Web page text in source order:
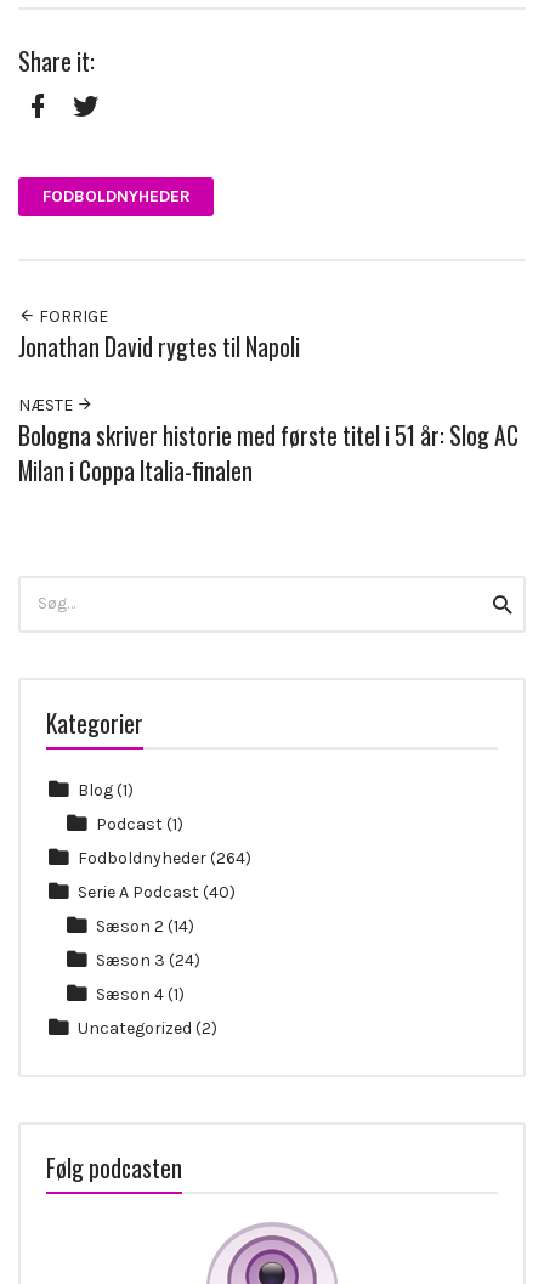
Share it:
FODBOLDNYHEDER
FORRIGE
Jonathan David rygtes til Napoli
NÆSTE
Bologna skriver historie med første titel i 51 år: Slog AC
Milan i Coppa Italia-finalen
for:
Kategorier
Blog(1)
Podcast(1)
Fodboldnyheder(264)
Serie A Podcast(40)
Sæson 2 (14)
Sæson 3 (24)
Sæson 4(1)
Uncategorized (2)
Følg podcasten